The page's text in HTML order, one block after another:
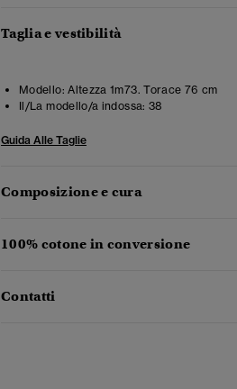
Taglia e vestibilità
Modello: Altezza 1m73. Torace 76 cm
Il/La modello/a indossa: 38
Guida Alle Taglie
Composizione e cura
100% cotone in conversione
Contatti